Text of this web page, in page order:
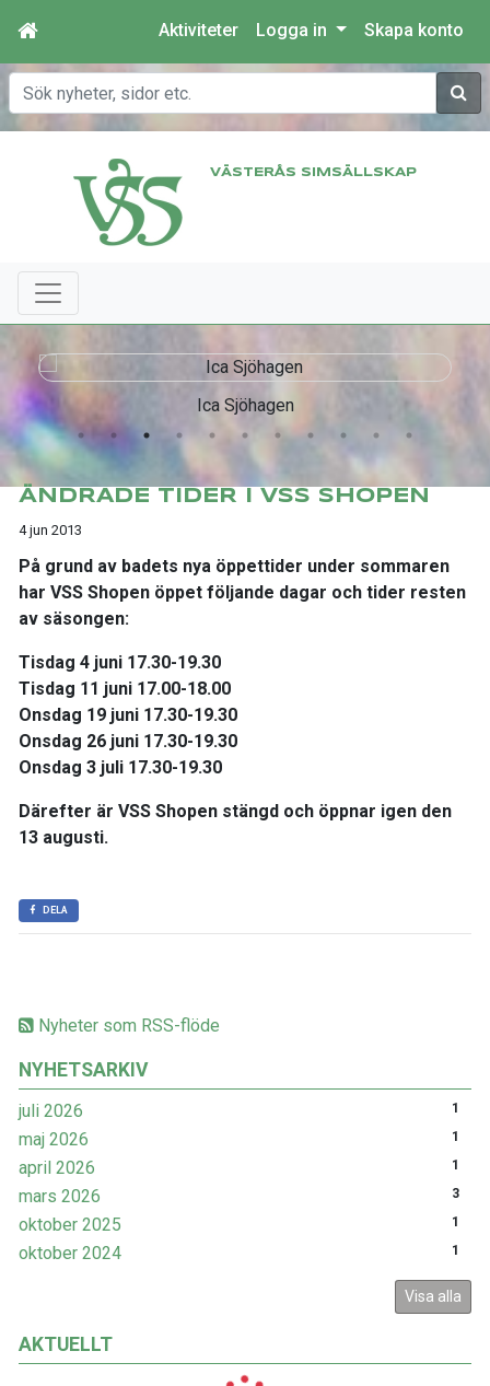
Aktiviteter Logga in Skapa konto
Sök
VÄSTERÅS SIMSÄLLSKAP
Ica Sjöhagen
Nyheter som RSS-flöde
NYHETSARKIV
juli 2026 1
maj 2026 1
april 2026 1
mars 2026 3
oktober 2025 1
oktober 2024 1
Visa alla
AKTUELLT
ÄNDRADE TIDER I VSS SHOPEN
4 jun 2013
På grund av badets nya öppettider under sommaren
har VSS Shopen öppet följande dagar och tider resten
av säsongen:
Tisdag 4 juni 17.30-19.30
Tisdag 11 juni 17.00-18.00
Onsdag 19 juni 17.30-19.30
Onsdag 26 juni 17.30-19.30
Onsdag 3 juli 17.30-19.30
Därefter är VSS Shopen stängd och öppnar igen den
13 augusti.
DELA